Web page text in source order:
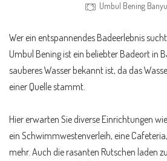
Umbul Bening
Wer ein entspannendes Badeerlebnis
Umbul Bening ist ein beliebter Badeort in
sauberes Wasser bekannt ist, da das
einer Quelle stammt.
Hier erwarten Sie diverse Einrichtungen
ein Schwimmwestenverleih, eine
mehr. Auch die rasanten Rutschen laden